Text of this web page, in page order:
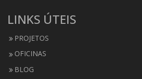
LINKS ÚTEIS
PROJETOS
OFICINAS
BLOG